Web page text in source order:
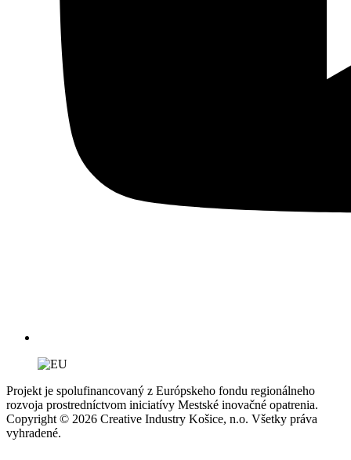
Projekt je spolufinancovaný z Európskeho fondu regionálneho
rozvoja prostredníctvom iniciatívy Mestské inovačné opatrenia.
Copyright © 2026 Creative Industry Košice, n.o. Všetky práva
vyhradené.